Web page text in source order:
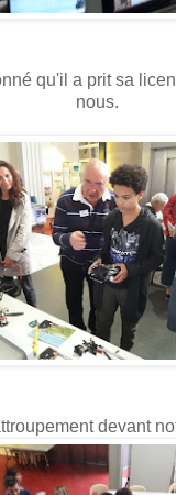
qu'il a prit sa
nous.
devant